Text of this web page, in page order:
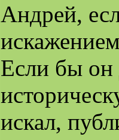
Андрей,
Если бы он
искал,